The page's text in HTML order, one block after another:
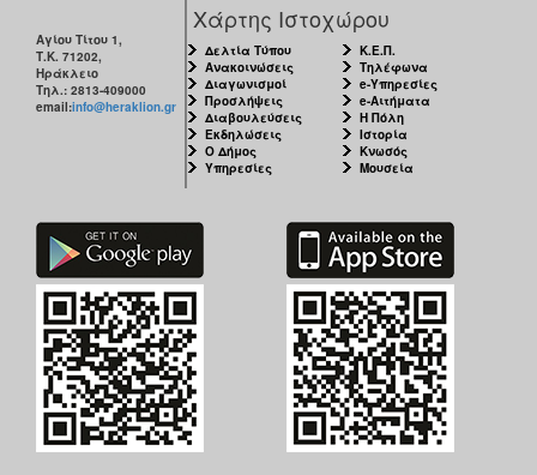
Αγίου Τίτου 1,
Τ.Κ. 71202,
Ηράκλειο
Τηλ.: 2813-409000
email:info@heraklion.gr
Χάρτης Ιστοχώρου
Δελτία Τύπου
Ανακοινώσεις
Διαγωνισμοί
Προσλήψεις
Διαβουλεύσεις
Εκδηλώσεις
Ο Δήμος
Υπηρεσίες
Κ.Ε.Π.
Τηλέφωνα
e-Υπηρεσίες
e-Αιτήματα
Η Πόλη
Ιστορία
Κνωσός
Μουσεία